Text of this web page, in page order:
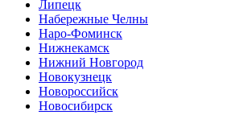
Липецк
Набережные Челны
Наро-Фоминск
Нижнекамск
Нижний Новгород
Новокузнецк
Новороссийск
Новосибирск